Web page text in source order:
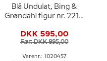
Blå Undulat, Bing &
Grøndahl figur nr. 2210
DKK 595,00
Før: DKK 895,00
Varenr.: 1020457